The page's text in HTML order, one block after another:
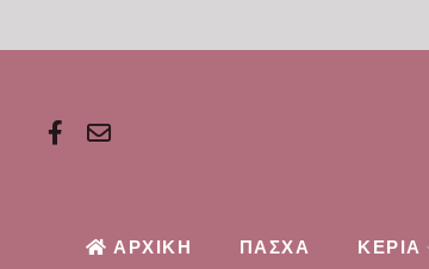
ΑΡΧΙΚΗ ΠΑΣΧΑ ΚΕΡΙΑ